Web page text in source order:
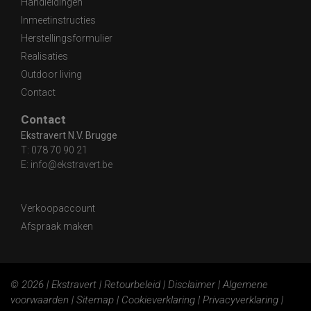
Handleidingen
Inmeetinstructies
Herstellingsformulier
Realisaties
Outdoor living
Contact
Contact
Ekstravert N.V. Brugge
T: 078 70 90 21
E: info@ekstravert.be
Verkoopaccount
Afspraak maken
© 2026 | Ekstravert | Retourbeleid | Disclaimer|Algemene
voorwaarden | Sitemap | Cookieverklaring | Privacyverklaring |